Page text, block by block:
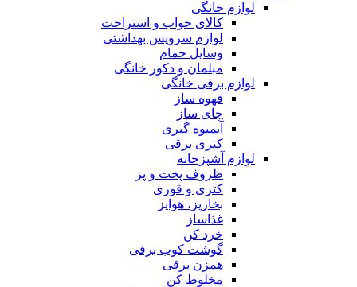
لوازم خانگی
کالای خواب و استراحت
لوازم سرویس بهداشتی
وسایل حمام
مبلمان و دکور خانگی
لوازم برقی خانگی
قهوه ساز
چای ساز
آبمیوه گیری
کتری برقی
لوازم آشپزخانه
ظروف پخت و پز
کتری و قوری
بخارپز، هواپز
غذاساز
خرد کن
گوشت کوب برقی
همزن برقی
مخلوط کن